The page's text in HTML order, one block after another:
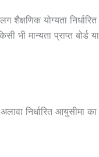
योग्यता निर्धारित
भी मान्यता प्राप्त बोर्ड
निर्धारित आयुसीमा का